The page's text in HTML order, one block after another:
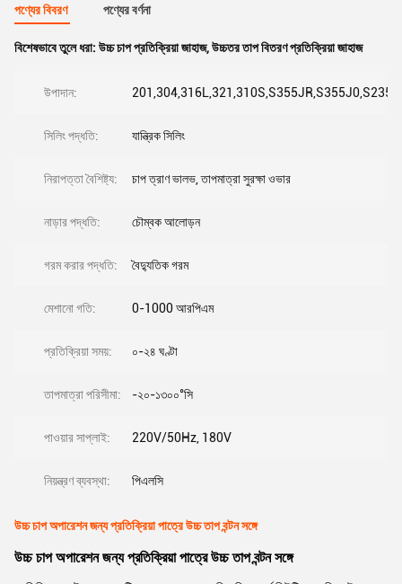
পণ্যের বিবরণ পণ্যের বর্ণনা
বিশেষভাবে তুলে ধরা: উচ্চ চাপ প্রতিক্রিয়া জাহাজ,উচ্চতর তাপ বিতরণ প্রতিক্রিয়া জাহাজ
উপাদান:
সিলিং পদ্ধতি: যান্ত্রিক সিলিং
নিরাপত্তা বৈশিষ্ট্য: চাপ ত্রাণ ভালভ, তাপমাত্রা সুরক্ষা ওভার
নাড়ার পদ্ধতি: চৌম্বক আলোড়ন
গরম করার পদ্ধতি: বৈদ্যুতিক গরম
মেশানো গতি: 0-1000 আরপিএম
প্রতিক্রিয়া সময়: ০-২৪ ঘণ্টা
তাপমাত্রা পরিসীমা: -২০-১৩০০°সি
পাওয়ার সাপ্লাই: 220V/50Hz, 180V
নিয়ন্ত্রণ ব্যবস্থা: পিএলসি
উচ্চ চাপ অপারেশন জন্য প্রতিক্রিয়া পাত্রে উচ্চ তাপ বন্টন সঙ্গে
উচ্চ চাপ অপারেশন জন্য প্রতিক্রিয়া পাত্রে উচ্চ তাপ বন্টন সঙ্গে